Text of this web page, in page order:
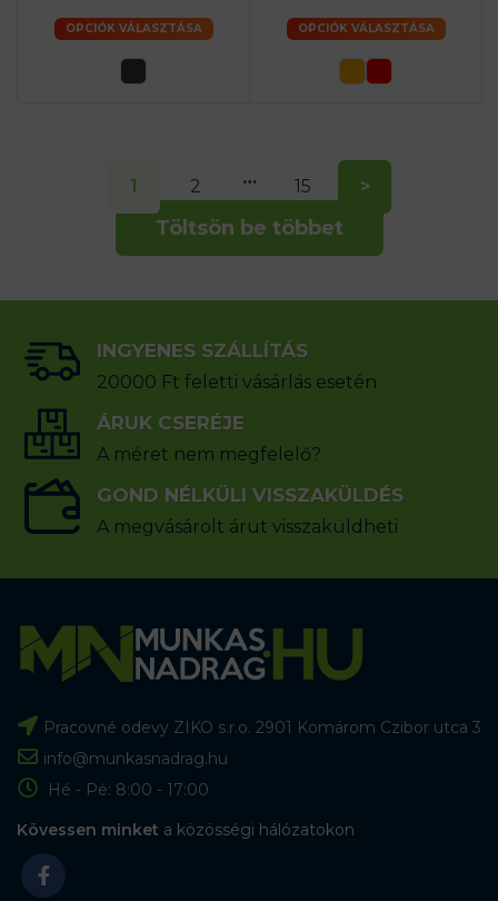
OPCIÓK VÁLASZTÁSA OPCIÓK VÁLASZTÁSA
Töltsön be többet
1 2 … 15 >
INGYENES SZÁLLÍTÁS
20000 Ft feletti vásárlás esetén
ÁRUK CSERÉJE
A méret nem megfelelő?
GOND NÉLKÜLI VISSZAKÜLDÉS
A megvásárolt árut visszaküldheti
Pracovné odevy ZIKO s.r.o. 2901 Komárom Czibor utca 3
info@munkasnadrag.hu
Hé - Pé: 8:00 - 17:00
Kövessen minket a közösségi hálózatokon